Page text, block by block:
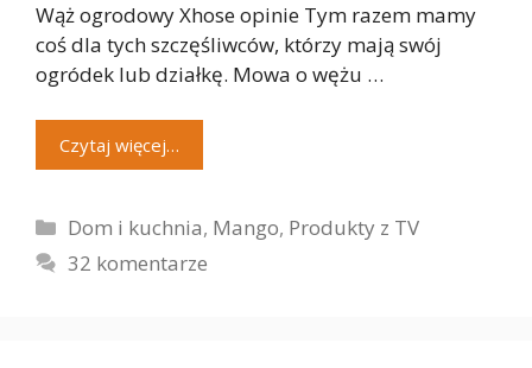
Wąż ogrodowy Xhose opinie Tym razem mamy
coś dla tych szczęśliwców, którzy mają swój
ogródek lub działkę. Mowa o wężu …
Czytaj więcej…
Kategorie
Dom i kuchnia, Mango, Produkty z TV
32 komentarze